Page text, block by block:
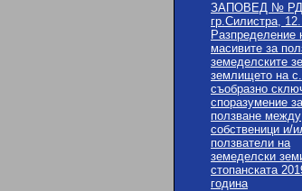
ЗАПОВЕД № РД
гр.Силистра,
Разпределение
масивите за
земеделските
землището на
съобразно
споразумение за
ползване между
собственици и/
ползватели на
земеделски
стопанската
година